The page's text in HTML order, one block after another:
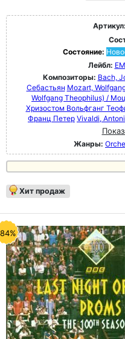
Артикул:
Состояние:
Лейбл:
Композиторы: Bach,
Себастьян Mozart,
Wolfgang Theophilus) /
Хризостом Вольфганг
Франц Петер Vivaldi,
Жанры:
Хит продаж